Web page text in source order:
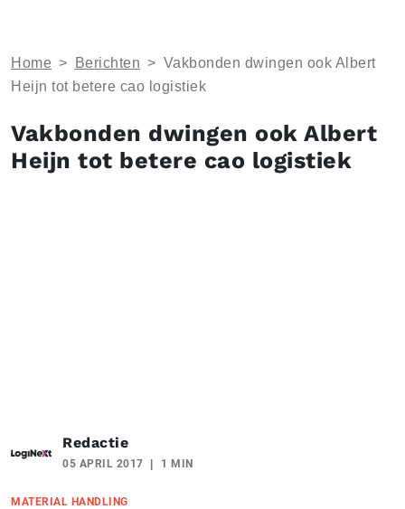
Home > Berichten > Vakbonden dwingen ook Albert
Heijn tot betere cao logistiek
Vakbonden dwingen ook Albert
Heijn tot betere cao logistiek
Redactie
05 APRIL 2017 1 MIN
MATERIAL HANDLING